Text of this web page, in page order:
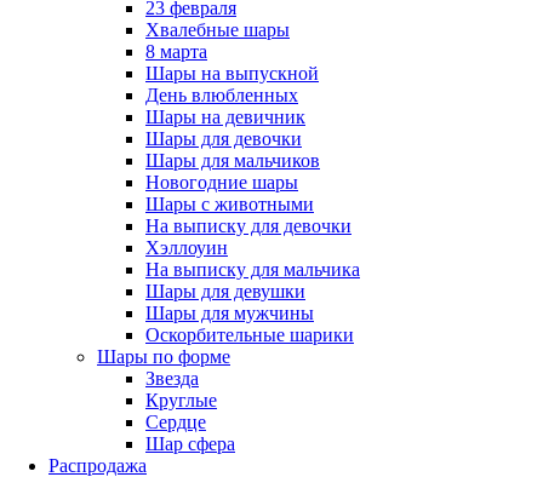
23 февраля
Хвалебные шары
8 марта
Шары на выпускной
День влюбленных
Шары на девичник
Шары для девочки
Шары для мальчиков
Новогодние шары
Шары с животными
На выписку для девочки
Хэллоуин
На выписку для мальчика
Шары для девушки
Шары для мужчины
Оскорбительные шарики
Шары по форме
Звезда
Круглые
Сердце
Шар сфера
Распродажа